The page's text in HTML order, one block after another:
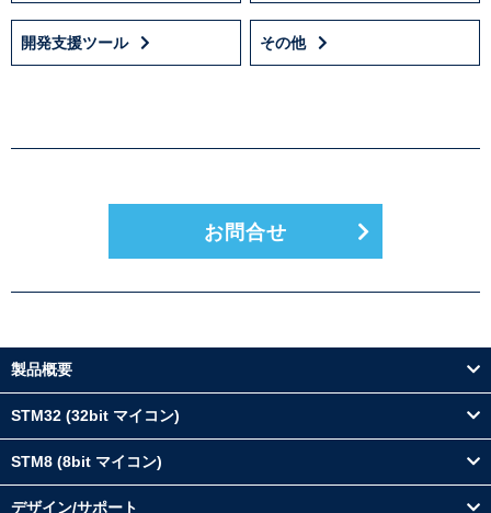
開発支援ツール その他
お問合せ
製品概要
STM32 (32bit マイコン)
STM8 (8bit マイコン)
デザイン/サポート